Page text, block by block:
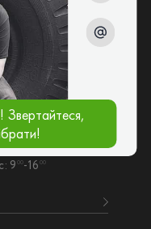
ценам
70-110
9 00-16 00
Звертайтеся,